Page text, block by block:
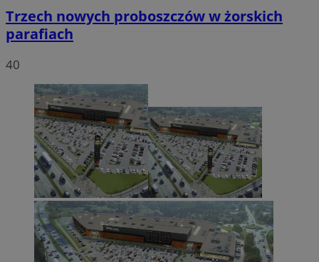
Trzech nowych proboszczów w żorskich
parafiach
40